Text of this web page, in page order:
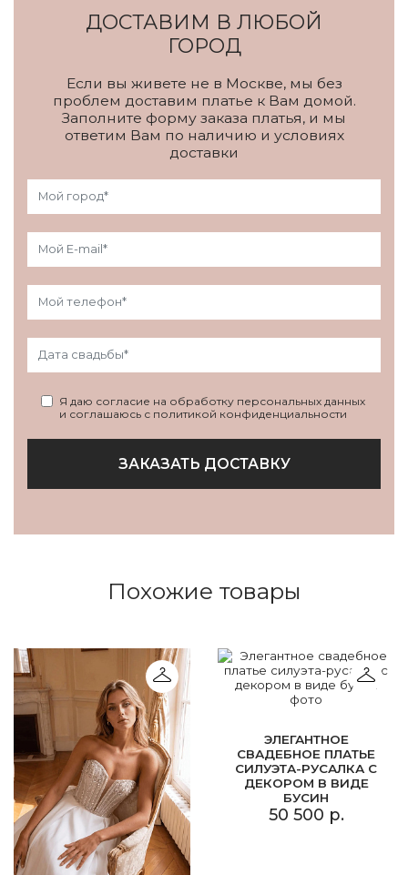
ДОСТАВИМ В ЛЮБОЙ
ГОРОД
Если вы живете не в Москве, мы без
проблем доставим платье к Вам домой.
Заполните форму заказа платья, и мы
ответим Вам по наличию и условиях
доставки
Я даю согласие на обработку персональных данных
и соглашаюсь с политикой конфиденциальности
ЗАКАЗАТЬ ДОСТАВКУ
Похожие товары
ЭЛЕГАНТНОЕ
СВАДЕБНОЕ ПЛАТЬЕ
СИЛУЭТА-РУСАЛКА С
ДЕКОРОМ В ВИДЕ
БУСИН
50 500 р.